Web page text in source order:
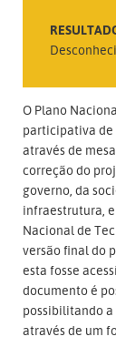
O Plano
participativa de
através de
correção do
governo, da
infraestrutura,
Nacional de
versão final do
esta fosse
documento é
possibilitando a
através de um